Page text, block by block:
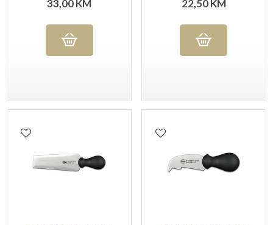
33,00 KM 22,50 KM